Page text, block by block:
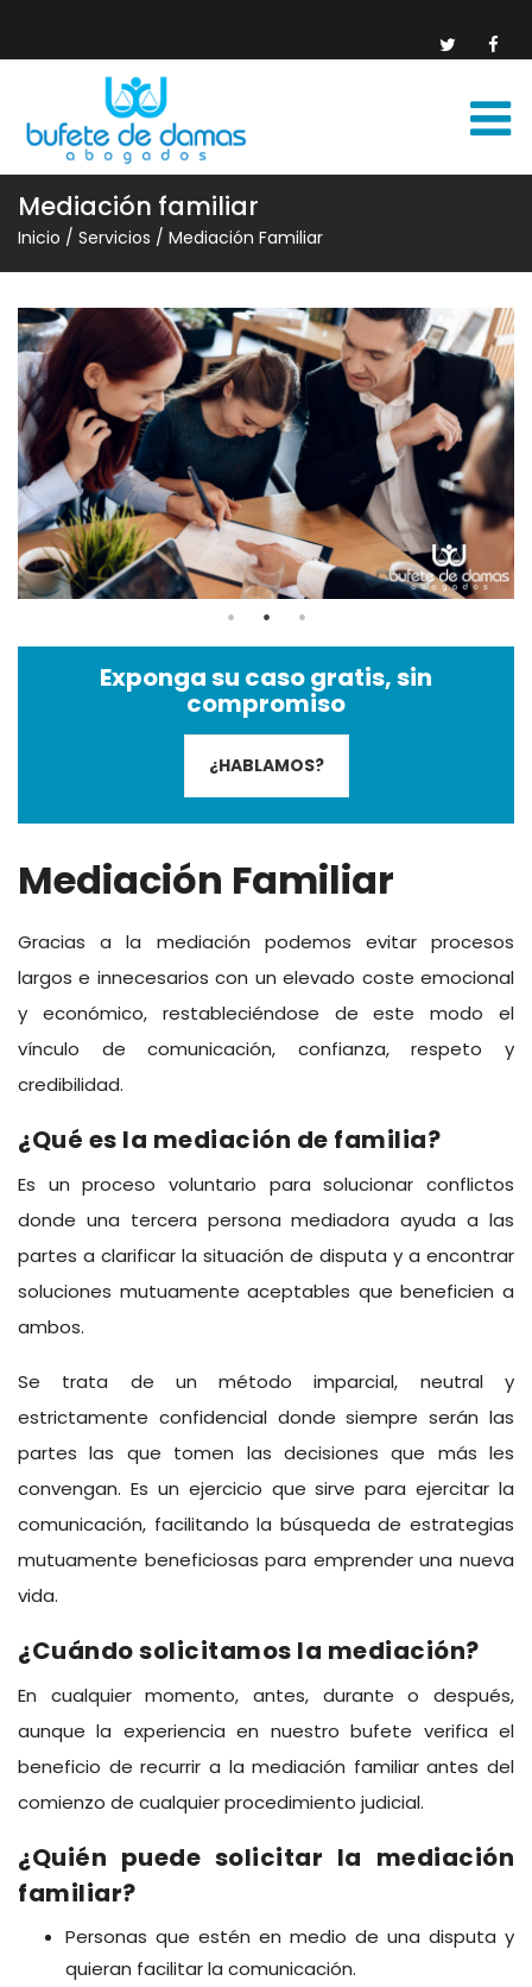
Mediación familiar
Inicio / Servicios / Mediación Familiar
Exponga su caso gratis, sin
compromiso
¿HABLAMOS?
Mediación Familiar
Gracias a la mediación podemos evitar procesos
largos e innecesarios con un elevado coste emocional
y económico, restableciéndose de este modo el
vínculo de comunicación, confianza, respeto y
credibilidad.
¿Qué es la mediación de familia?
Es un proceso voluntario para solucionar conflictos
donde una tercera persona mediadora ayuda a las
partes a clarificar la situación de disputa y a encontrar
soluciones mutuamente aceptables que beneficien a
ambos.
Se trata de un método imparcial, neutral y
estrictamente confidencial donde siempre serán las
partes las que tomen las decisiones que más les
convengan. Es un ejercicio que sirve para ejercitar la
comunicación, facilitando la búsqueda de estrategias
mutuamente beneficiosas para emprender una nueva
vida.
¿Cuándo solicitamos la mediación?
En cualquier momento, antes, durante o después,
aunque la experiencia en nuestrobufete verifica el
beneficio de recurrir a la mediación familiar antes del
comienzo de cualquier procedimiento judicial.
¿Quién puede solicitar la mediación
familiar?
Personas que estén en medio de una disputa y
quieran facilitar la comunicación.